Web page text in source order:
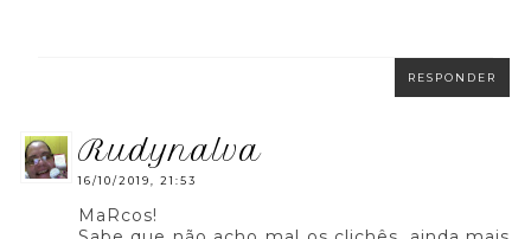
RESPONDER
rudynalva
16/10/2019, 21:53
MaRcos!